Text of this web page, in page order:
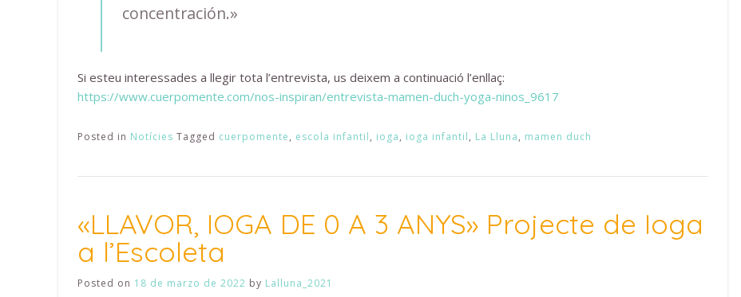
concentración.»
Si esteu interessades a llegir tota l’entrevista, us deixem a continuació l’enllaç:
https://www.cuerpomente.com/nos-inspiran/entrevista-mamen-duch-yoga-ninos_9617
Posted in Notícies Tagged cuerpomente, escola infantil, ioga, ioga infantil, La Lluna, mamen duch
«LLAVOR, IOGA DE 0 A 3 ANYS» Projecte de Ioga
a l’Escoleta
Posted on 18 de marzo de 2022 by Lalluna_2021